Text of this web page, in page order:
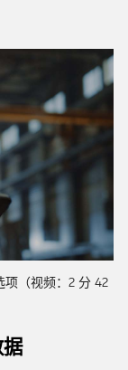
（视频：2 分 42